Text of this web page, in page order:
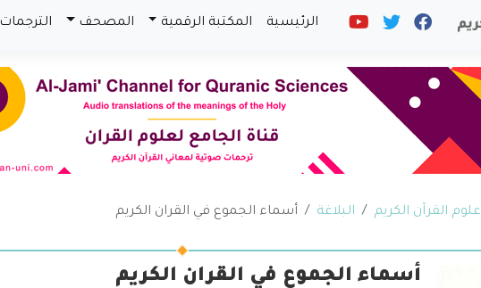
الرئيسية المكتبة الرقمية المصحف الترجمات
علوم القرآن الكريم البلاغة أسماء الجموع في القران الكريم
أسماء الجموع في القران الكريم